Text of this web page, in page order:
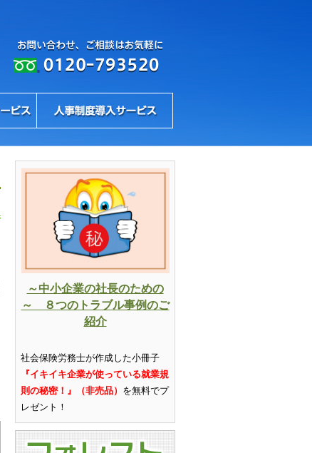
～中小企業の社長のための
～ ８つのトラブル事例のご
紹介
社会保険労務士が作成した小冊子
『イキイキ企業が使っている就業規
則の秘密！』（非売品） を無料でプ
レゼント ！